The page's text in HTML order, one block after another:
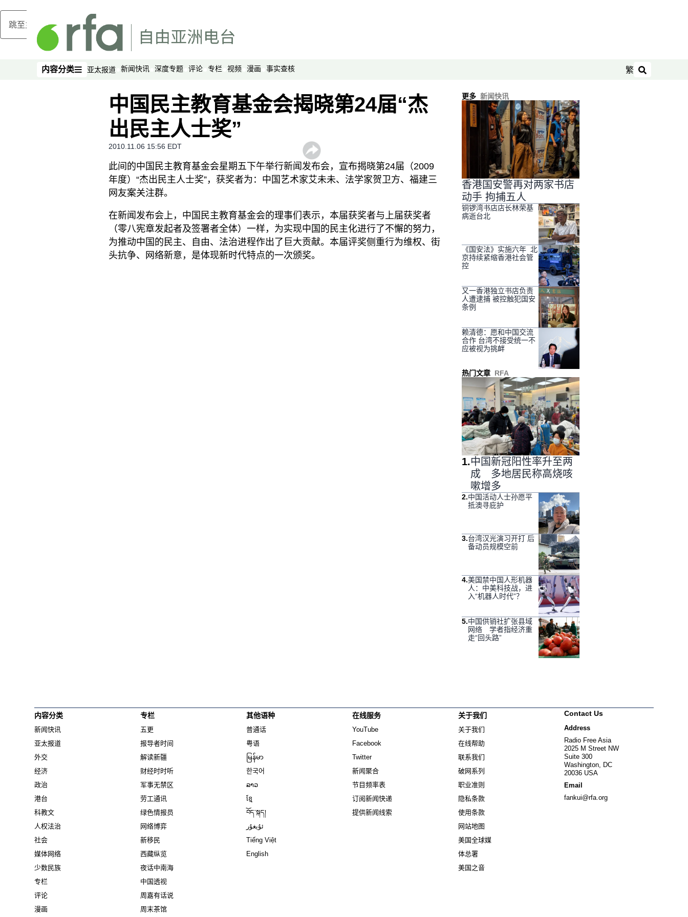
跳至主内容
内容分类
内容分类 亚太报道 新闻快讯 深度专题 评论 专栏 视频 漫画 事实查核 繁
搜索
夜话中南海
新移民
西藏纵览
解读新疆
播客
显示 播客 个子部分
《亚太报道》音频
中国民主教育基金会揭晓第24届“杰
出民主人士奖”
2010.11.06 15:56 EDT
此间的中国民主教育基金会星期五下午举行新闻发布会，宣布揭晓第24届（2009
年度）“杰出民主人士奖”，获奖者为：中国艺术家艾未未、法学家贺卫方、福建三
网友案关注群。
在新闻发布会上，中国民主教育基金会的理事们表示，本届获奖者与上届获奖者
（零八宪章发起者及签署者全体）一样，为实现中国的民主化进行了不懈的努力，
为推动中国的民主、自由、法治进程作出了巨大贡献。本届评奖侧重行为维权、街
头抗争、网络新意，是体现新时代特点的一次颁奖。
更多 新闻快讯
香港国安警再对两家书店
动手 拘捕五人
铜锣湾书店店长林荣基
病逝台北
《国安法》实施六年 北
京持续紧缩香港社会管
控
又一香港独立书店负责
人遭逮捕 被控触犯国安
条例
赖清德：愿和中国交流
合作 台湾不接受统一不
应被视为挑衅
热门文章 RFA
1.中国新冠阳性率升至两
成 多地居民称高烧咳
嗽增多
2.中国活动人士孙愿平
抵澳寻庇护
3.台湾汉光演习开打 后
备动员规模空前
4.美国禁中国人形机器
人：中美科技战，进
入“机器人时代”？
5.中国供销社扩张县域
网络 学者指经济重
走“回头路”
内容分类
新闻快讯
亚太报道
外交
经济
政治
港台
科教文
人权法治
社会
媒体网络
少数民族
专栏
评论
漫画
专栏
五更
报导者时间
解读新疆
财经时时听
军事无禁区
劳工通讯
绿色情报员
网络博弈
新移民
西藏纵览
夜话中南海
中国透视
周嘉有话说
周末茶馆
其他语种
普通话
粤语
မြန်မာ
한국어
ລາວ
ខ្មែ
བོད་སྐད།
ئۇيغۇر
Tiếng Việt
English
在线服务
YouTube
Facebook
Twitter
新闻聚合
节目频率表
订阅新闻快递
提供新闻线索
关于我们
关于我们
在线帮助
联系我们
破网系列
职业准则
隐私条款
使用条款
网站地图
美国全球媒
体总署
美国之音
Contact Us
Address
Radio Free Asia
2025 M Street NW
Suite 300
Washington, DC
20036 USA
Email
fankui@rfa.org